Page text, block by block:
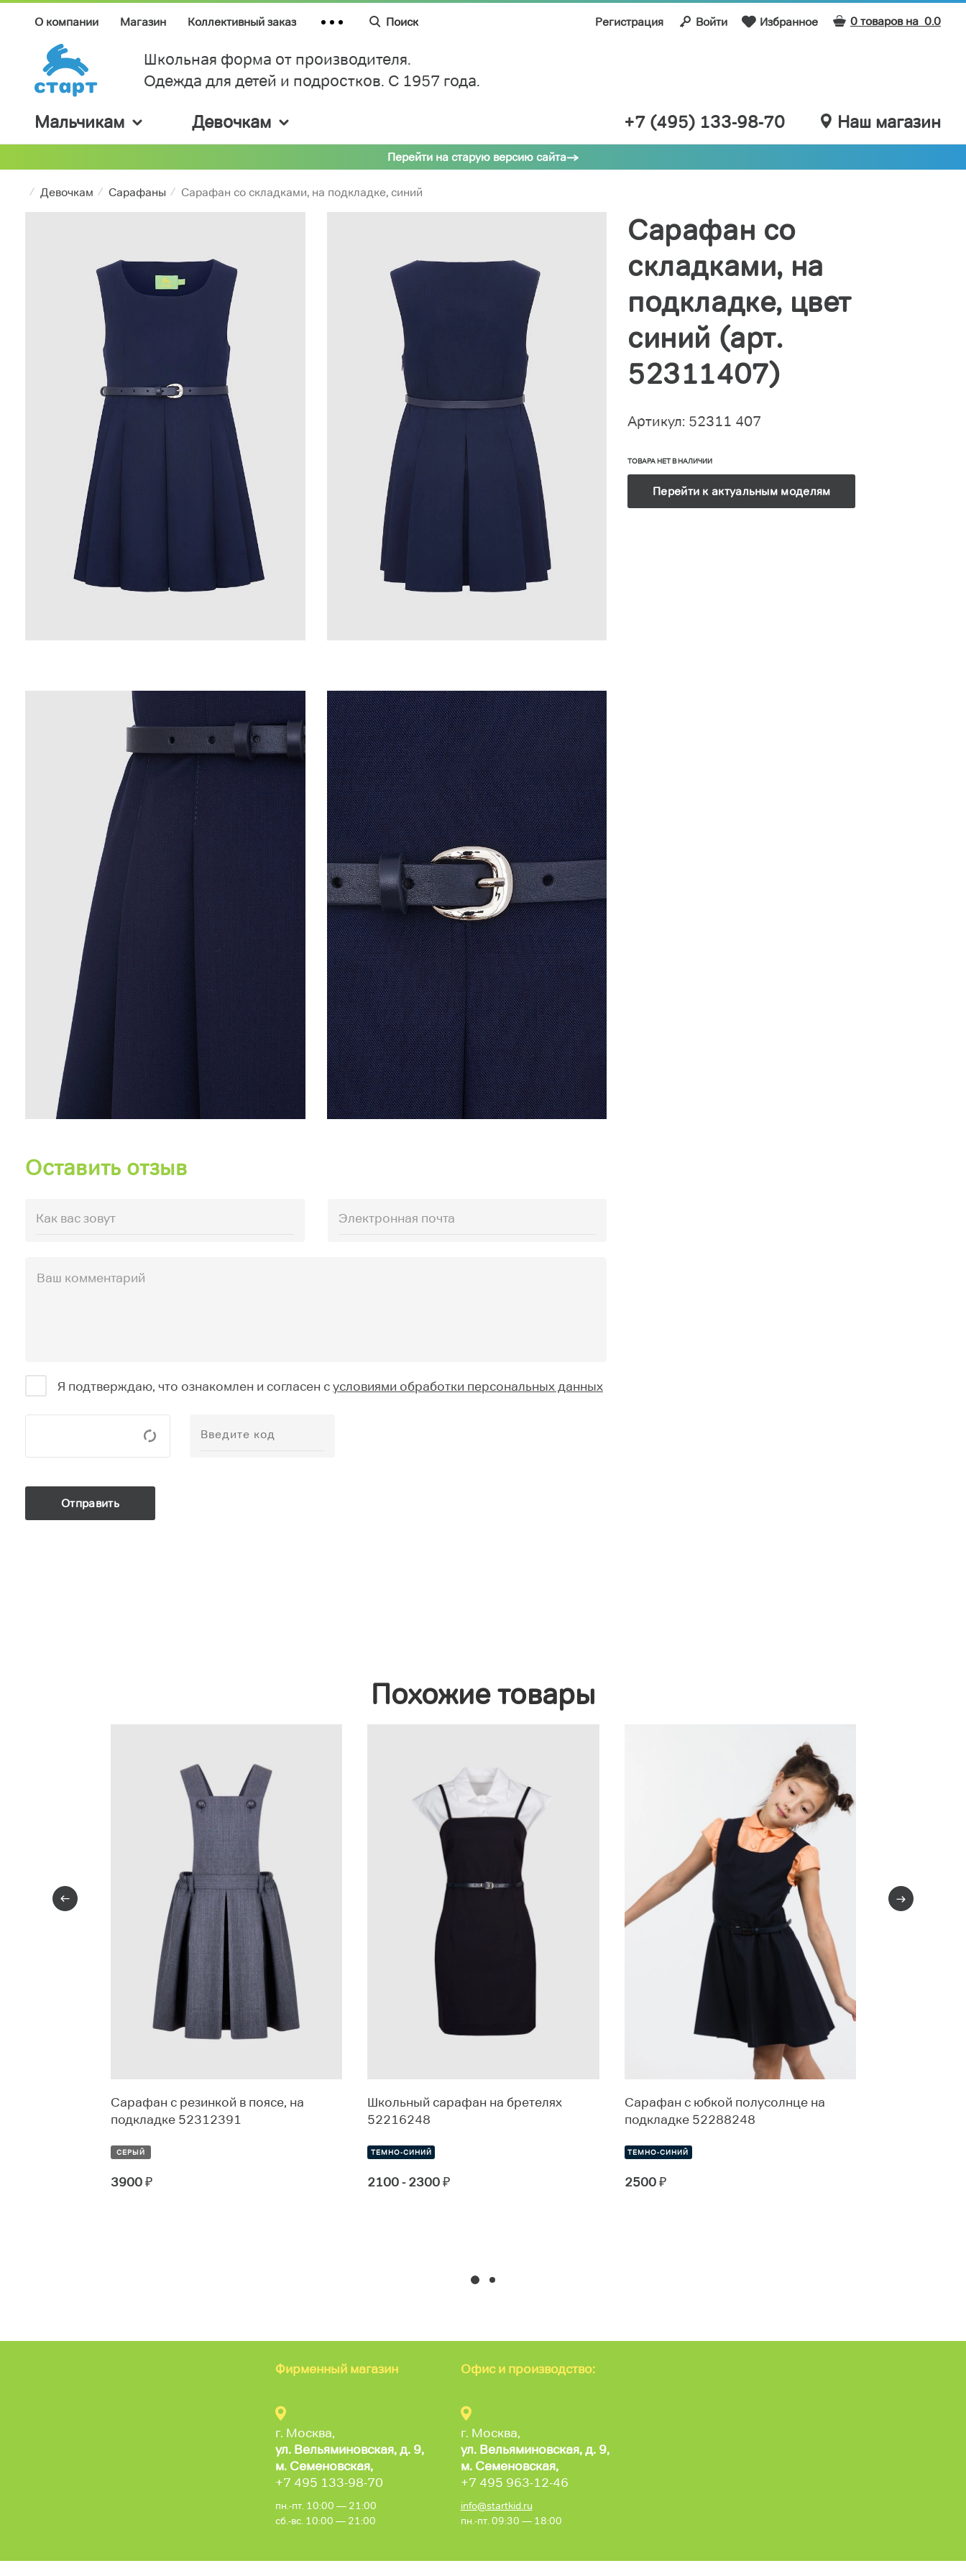
О компании Магазин Коллективный заказ Поиск Регистрация Войти Избранное 0 товаров на 0.0
Школьная форма от производителя.
Одежда для детей и подростков. C 1957 года.
Мальчикам Девочкам +7 (495) 133-98-70 Наш магазин
Перейти на старую версию сайта
Девочкам Сарафаны Сарафан со складками, на подкладке, синий
Оставить отзыв
Я подтверждаю, что ознакомлен и согласен сусловиями обработки персональных данных
Сарафан со
складками, на
подкладке, цвет
синий (арт.
52311407)
Артикул: 52311 407
ТОВАРА НЕТ В НАЛИЧИИ
Перейти к актуальным моделям
Похожие товары
Сарафан с резинкой в поясе, на
подкладке 52312391
СЕРЫЙ
3900₽
Школьный сарафан на бретелях
52216248
ТЕМНО-СИНИЙ
2100 - 2300₽
Сарафан с юбкой полусолнце на
подкладке 52288248
ТЕМНО-СИНИЙ
2500₽
Фирменный магазин
г. Москва,
ул. Вельяминовская,д. 9,
м. Семеновская,
+7 495 133-98-70
пн.-пт. 10:00 — 21:00
сб.-вс. 10:00 — 21:00
Офис и производство:
г. Москва,
ул. Вельяминовская,д. 9,
м. Семеновская,
+7 495 963-12-46
info@startkid.ru
пн.-пт. 09:30 — 18:00